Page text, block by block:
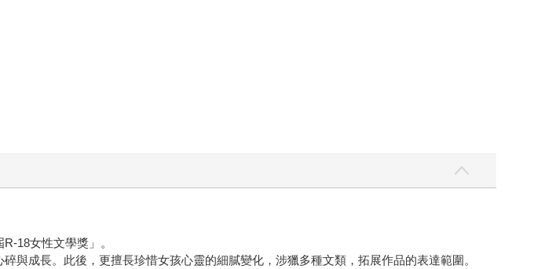
18女性文學獎」。
與成長。此後，更擅長珍惜女孩心靈的細膩變化，涉獵多種文類，拓展作品的表達範圍。